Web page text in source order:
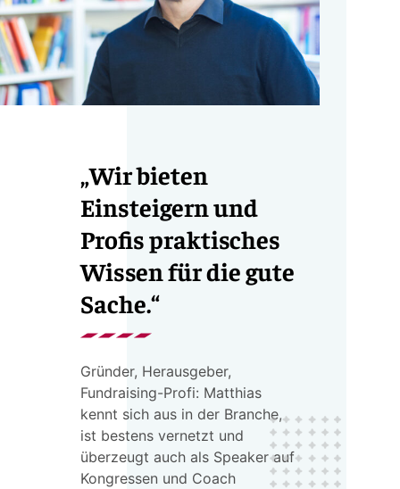
„Wir bieten
Einsteigern und
Profis praktisches
Wissen für die gute
Sache.“
Gründer, Herausgeber,
Fundraising-Profi: Matthias
kennt sich aus in der Branche,
ist bestens vernetzt und
überzeugt auch als Speaker auf
Kongressen und Coach